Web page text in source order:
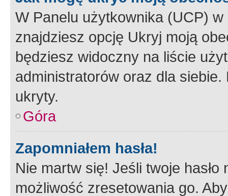
W Panelu użytkownika (UCP) w
znajdziesz opcję Ukryj moją
będziesz widoczny na liście
administratorów oraz dla
ukryty.
Góra
Zapomniałem hasła!
Nie martw się! Jeśli twoje
możliwość zresetowania go.